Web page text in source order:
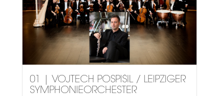
01 | VOJTÉCH POSPÍŠIL / LEIPZIGER
SYMPHONIEORCHESTER